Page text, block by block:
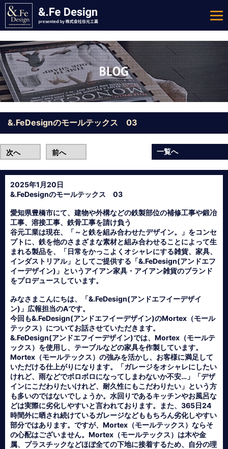
&.FeDesignのモールテックス 03
次へ 前へ 一覧へ
2025年1月20日
&.FeDesignのモールテックス 03
愛知県豊橋市にて、建物や外構などの鉄製部位の補修工事や鍛冶
工事、溶接工事、鉄骨工事を請け負う
谷元工業は現在、「～と鉄を組み合わせたデザイン。」をコンセ
プトに、鉄を他のさまざまな素材と組み合わせることによって生
まれる製品を、「日常をかっこよくオシャレにする雑貨、家具、
インダストリアル」としてご提供する「&.FeDesign(アンドエフ
イーデザイン)」というアイアン家具・アイアン雑貨のブランド
をプロデュースしています。
みなさまこんにちは、「&.FeDesign(アンドエフイーデザイ
ン)」広報担当のAです。
今回も&.FeDesign(アンドエフイーデザイン)のMortex（モール
テックス）についてお話させていただきます。
&.FeDesign(アンドエフイーデザイン)では、Mortex（モールテ
ックス）を使用し、テーブルなどの家具を作製しています。
Mortex（モールテックス）の強みを活かし、お客様に満足して
いただける仕上がりになります。「ガレージをオシャレにしたい
けれど、雨などでボロボロになってしまわないか不安…」「デザ
インにこだわりたいけれど、耐久性にもこだわりたい」という方
も多いのではないでしょうか。水回りであるキッチンやお風呂な
どは実際に劣化しやすいと言われております。また、365日24
時間外に晒され続けているガレージなどももちろん劣化しやすい
部分ではあります。ですが、Mortex（モールテックス）ならそ
の心配はございません。Mortex（モールテックス）は木や金
属、プラスチックなどほぼ全ての下地に接着するため、自分の理